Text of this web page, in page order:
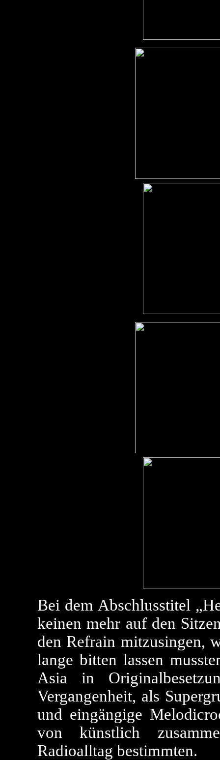
Bei dem Abschlusstitel
keinen mehr auf den
den Refrain mitzusingen,
lange bitten lassen
Asia in
Vergangenheit, als
und eingängige
von künstlich
Radioalltag bestimmten.